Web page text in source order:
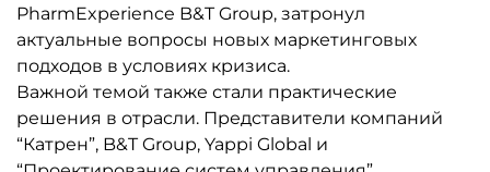
PharmExperience B&T Group, затронул
актуальные вопросы новых маркетинговых
подходов в условиях кризиса.
Важной темой также стали практические
решения в отрасли. Представители компаний
“Катрен”, B&T Group, Yappi Global и